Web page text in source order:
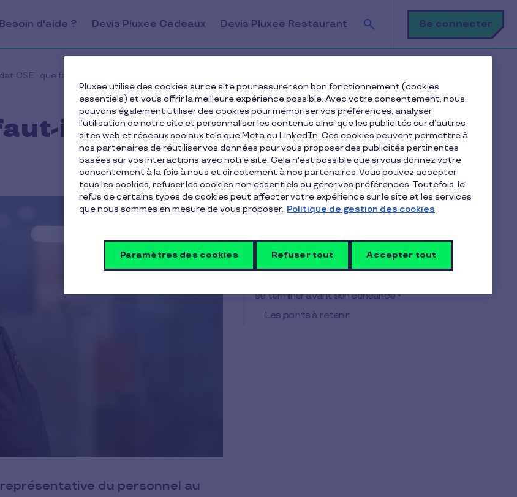
Besoin d'aide ? Devis Pluxee Cadeaux Devis Pluxee Restaurant
Recherche
Se connecter
CSE : que faut-il savoir ?
il savoir ?
du personnel au
Sommaire
Quelle est la durée d’un mandat du CSE ?
Découvrez la solution de gestion CSE Pluxee
Quelles sont les conditions de prorogation des
mandats du CSE ?
CSE peut-il effectuer ?
se terminer avant son échéance ?
Les points à retenir
Pluxee utilise des cookies sur ce site pour assurer son bon fonctionnement (cookies
essentiels) et vous offrir la meilleure expérience possible. Avec votre consentement, nous
pouvons également utiliser des cookies pour mémoriser vos préférences, analyser
l’utilisation de notre site et personnaliser les contenus ainsi que les publicités sur d’autres
sites web et réseaux sociaux tels que Meta ou LinkedIn. Ces cookies peuvent permettre à
nos partenaires de réutiliser vos données pour vous proposer des publicités pertinentes
basées sur vos interactions avec notre site. Cela n'est possible que si vous donnez votre
consentement à la fois à nous et directement à nos partenaires. Vous pouvez accepter
tous les cookies, refuser les cookies non essentiels ou gérer vos préférences. Toutefois, le
refus de certains types de cookies peut affecter votre expérience sur le site et les services
que nous sommes en mesure de vous proposer. Politique de gestion des cookies
Paramètres des cookies Refuser tout Accepter tout